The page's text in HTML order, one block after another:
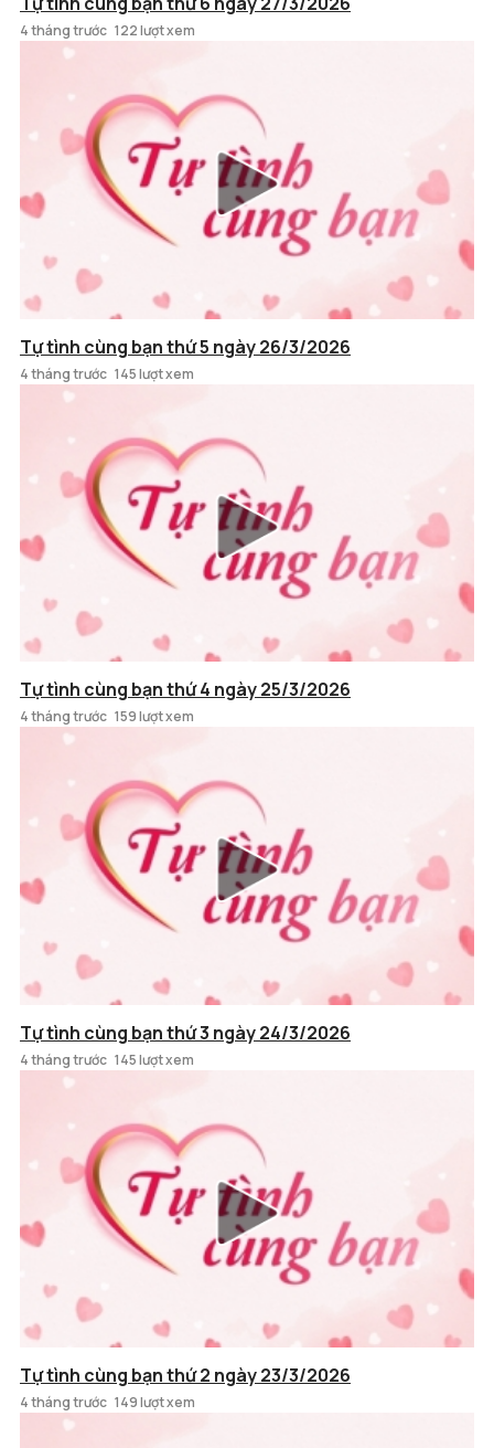
4 tháng trước 122 lượt xem
Tự tình cùng bạn thứ 5 ngày 26/3/2026
4 tháng trước 145 lượt xem
Tự tình cùng bạn thứ 4 ngày 25/3/2026
4 tháng trước 159 lượt xem
Tự tình cùng bạn thứ 3 ngày 24/3/2026
4 tháng trước 145 lượt xem
Tự tình cùng bạn thứ 2 ngày 23/3/2026
4 tháng trước 149 lượt xem